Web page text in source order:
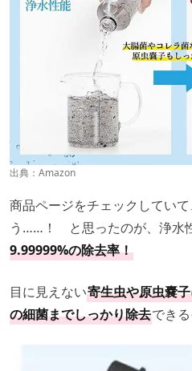
出典： Amazon
商品ページをチェックしてい
う……！ と思ったのが、浄水
9.99999%の除去率！
目に見えない寄生虫や原虫嚢
の細菌までしっかり除去できる